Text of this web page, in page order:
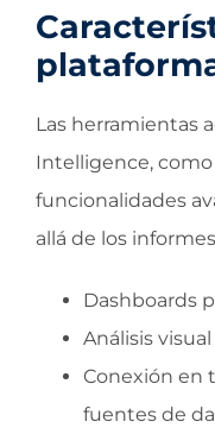
Las herramientas
Intelligence, como
funcionalidades
allá de los
Dashboards
Análisis
Conexión en
fuentes de